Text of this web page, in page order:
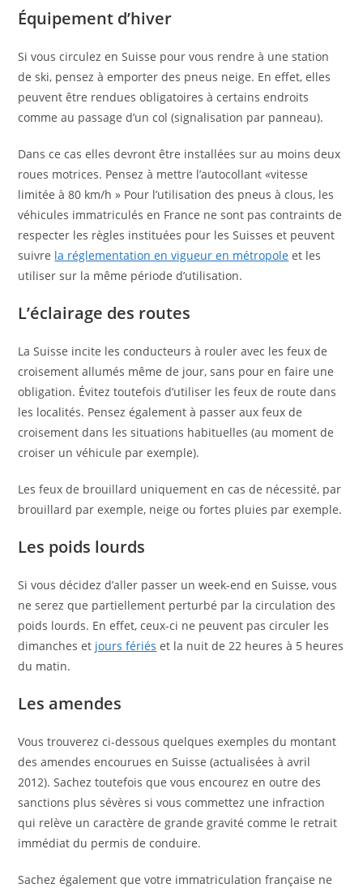
Équipement d’hiver
Si vous circulez en Suisse pour vous rendre à une station
de ski, pensez à emporter des pneus neige. En effet, elles
peuvent être rendues obligatoires à certains endroits
comme au passage d’un col (signalisation par panneau).
Dans ce cas elles devront être installées sur au moins deux
roues motrices. Pensez à mettre l’autocollant «vitesse
limitée à 80 km/h » Pour l’utilisation des pneus à clous, les
véhicules immatriculés en France ne sont pas contraints de
respecter les règles instituées pour les Suisses et peuvent
suivre la réglementation en vigueur en métropole et les
utiliser sur la même période d’utilisation.
L’éclairage des routes
La Suisse incite les conducteurs à rouler avec les feux de
croisement allumés même de jour, sans pour en faire une
obligation. Évitez toutefois d’utiliser les feux de route dans
les localités. Pensez également à passer aux feux de
croisement dans les situations habituelles (au moment de
croiser un véhicule par exemple).
Les feux de brouillard uniquement en cas de nécessité, par
brouillard par exemple, neige ou fortes pluies par exemple.
Les poids lourds
Si vous décidez d’aller passer un week-end en Suisse, vous
ne serez que partiellement perturbé par la circulation des
poids lourds. En effet, ceux-ci ne peuvent pas circuler les
dimanches et jours fériés et la nuit de 22 heures à 5 heures
du matin.
Les amendes
Vous trouverez ci-dessous quelques exemples du montant
des amendes encourues en Suisse (actualisées à avril
2012). Sachez toutefois que vous encourez en outre des
sanctions plus sévères si vous commettez une infraction
qui relève un caractère de grande gravité comme le retrait
immédiat du permis de conduire.
Sachez également que votre immatriculation française ne